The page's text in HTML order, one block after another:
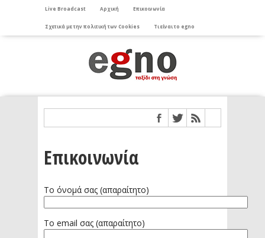
Live Broadcast Αρχική Επικοινωνία
Σχετικά με την πολιτική των Cookies Τι είναι το egno
Επικοινωνία
Το όνομά σας (απαραίτητο)
Το email σας (απαραίτητο)